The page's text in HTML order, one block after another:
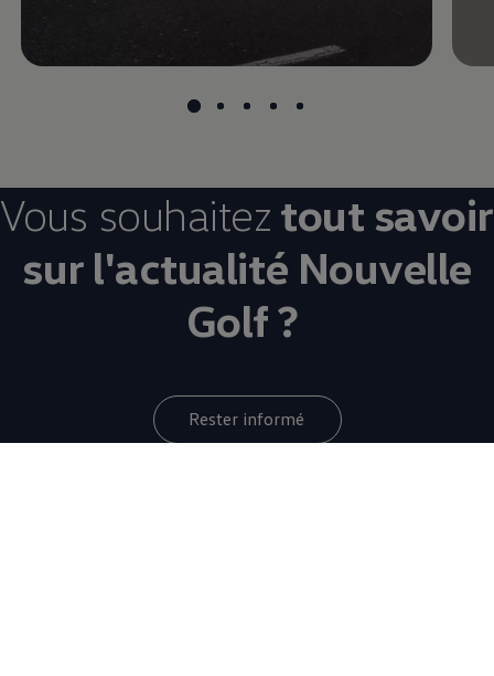
Vous souhaitez tout savoir
sur l'actualité Nouvelle
Golf ?
Rester informé